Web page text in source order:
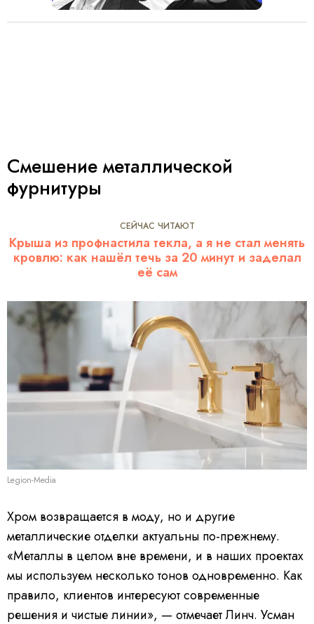
Смешение металлической
фурнитуры
СЕЙЧАС ЧИТАЮТ
Крыша из профнастила текла, а я не стал менять
кровлю: как нашёл течь за 20 минут и заделал
её сам
Legion-Media
Хром возвращается в моду, но и другие
металлические отделки актуальны по-прежнему.
«Металлы в целом вне времени, и в наших проектах
мы используем несколько тонов одновременно. Как
правило, клиентов интересуют современные
решения и чистые линии», — отмечает Линч. Усман